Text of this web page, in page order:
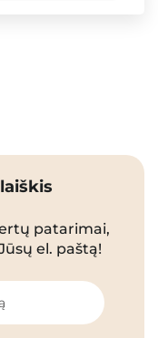
patarimai,
el. paštą!